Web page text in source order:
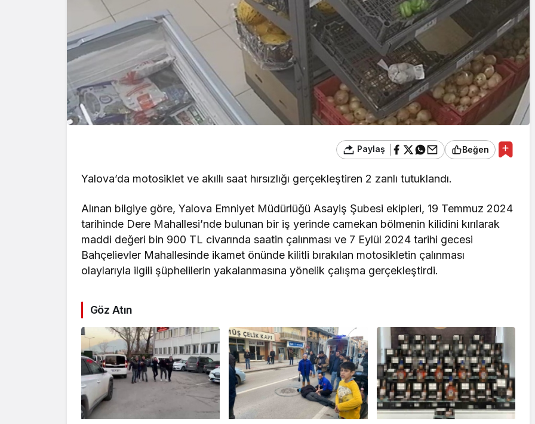
Paylaş Beğen
Yalova’da motosiklet ve akıllı saat hırsızlığı gerçekleştiren 2 zanlı tutuklandı.
Alınan bilgiye göre, Yalova Emniyet Müdürlüğü Asayiş Şubesi ekipleri, 19 Temmuz 2024
tarihinde Dere Mahallesi’nde bulunan bir iş yerinde camekan bölmenin kilidini kırılarak
maddi değeri bin 900 TL civarında saatin çalınması ve 7 Eylül 2024 tarihi gecesi
Bahçelievler Mahallesinde ikamet önünde kilitli bırakılan motosikletin çalınması
olaylarıyla ilgili şüphelilerin yakalanmasına yönelik çalışma gerçekleştirdi.
Göz Atın